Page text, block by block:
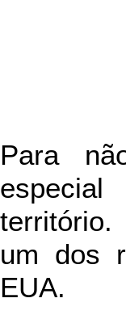
Para
especial
um dos
EUA.